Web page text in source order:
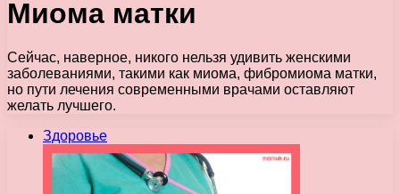
Миома матки
Сейчас, наверное, никого нельзя удивить женскими
заболеваниями, такими как миома, фибромиома матки,
но пути лечения современными врачами оставляют
желать лучшего.
Здоровье